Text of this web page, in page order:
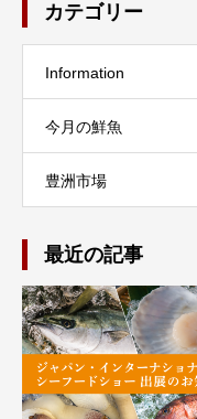
カテゴリー
Information
今月の鮮魚
豊洲市場
最近の記事